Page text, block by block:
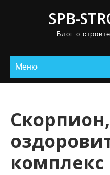
SPB-
Блог о
Меню
Скорпион,
комплекс